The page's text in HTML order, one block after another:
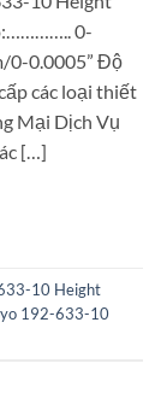
0-
0-0.0005” Độ
các loại thiết
Mại Dịch Vụ
[…]
10 Height
192-633-10